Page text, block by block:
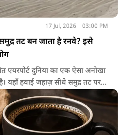
17 Jul, 2026 03:00 PM
तट बन जाता है रनवे? इसे
एयरपोर्ट दुनिया का एक ऐसा अनोखा
यहाँ हवाई जहाज़ सीधे समुद्र तट पर
एयरपोर्ट है जहां विमान रेत
पर Traigh Mhor यानी समुद्र तट